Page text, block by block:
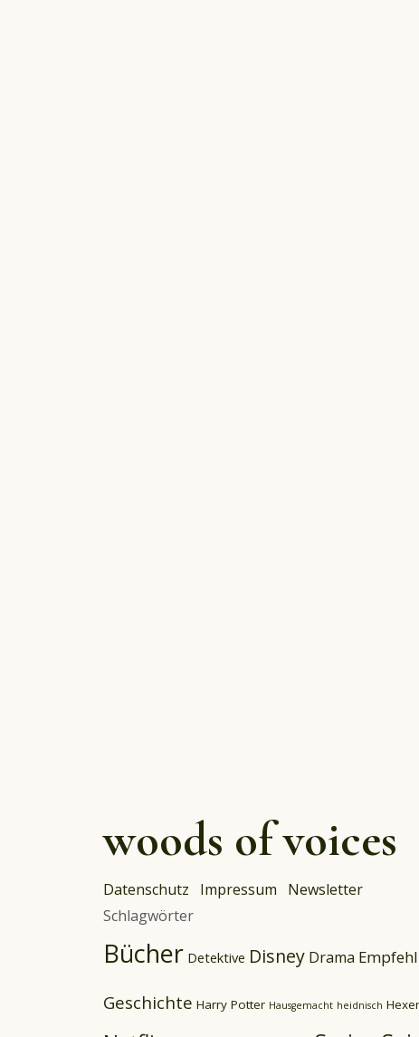
woods of voices
Datenschutz Impressum
Newsletter
Schlagwörter
Bücher Detektive Disney Drama
Geschichte Harry Potter Hausgemacht heidnisch